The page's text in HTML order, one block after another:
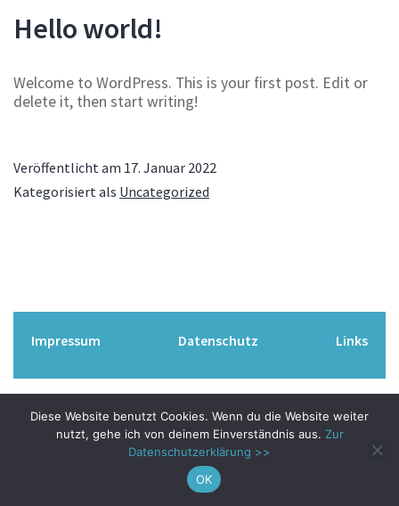
Hello world!
Welcome to WordPress. This is your first post. Edit or
delete it, then start writing!
Veröffentlicht am 17. Januar 2022
Kategorisiert als Uncategorized
Impressum Datenschutz Links
Diese Website benutzt Cookies. Wenn du die Website weiter
nutzt, gehe ich von deinem Einverständnis aus. Zur
Datenschutzerklärung >>
OK